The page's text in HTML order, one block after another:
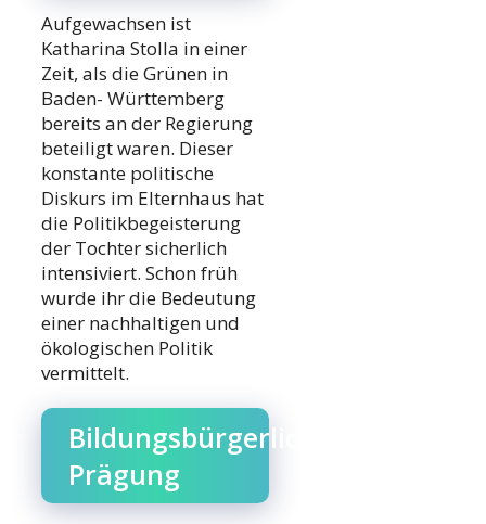
Aufgewachsen ist
Katharina Stolla in einer
Zeit, als die Grünen in
Baden- Württemberg
bereits an der Regierung
beteiligt waren. Dieser
konstante politische
Diskurs im Elternhaus hat
die Politikbegeisterung
der Tochter sicherlich
intensiviert. Schon früh
wurde ihr die Bedeutung
einer nachhaltigen und
ökologischen Politik
vermittelt.
Bildungsbürgerliche
Prägung